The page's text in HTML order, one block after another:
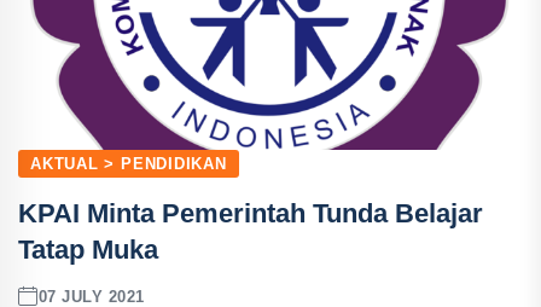
AKTUAL > PENDIDIKAN
KPAI Minta Pemerintah Tunda Belajar
Tatap Muka
07 JULY 2021